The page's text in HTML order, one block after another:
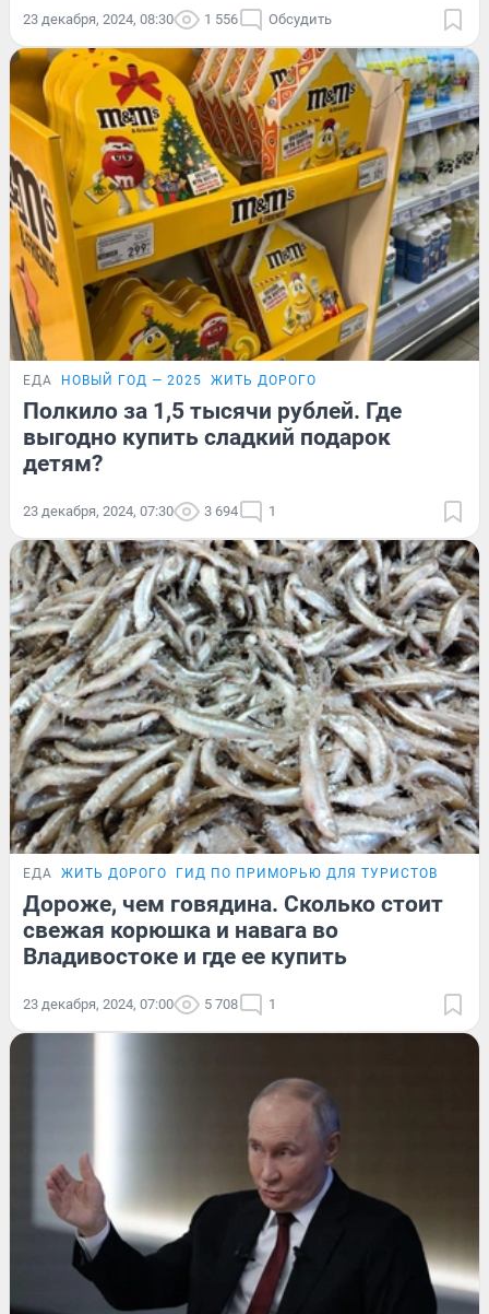
23 декабря, 2024, 08:30 1 556 Обсудить
ЕДА НОВЫЙ ГОД — 2025 ЖИТЬ ДОРОГО
Полкило за 1,5 тысячи рублей. Где
выгодно купить сладкий подарок
детям?
23 декабря, 2024, 07:30 3 694 1
ЕДА ЖИТЬ ДОРОГО ГИД ПО ПРИМОРЬЮ ДЛЯ ТУРИСТОВ
Дороже, чем говядина. Сколько стоит
свежая корюшка и навага во
Владивостоке и где ее купить
23 декабря, 2024, 07:00 5 708 1